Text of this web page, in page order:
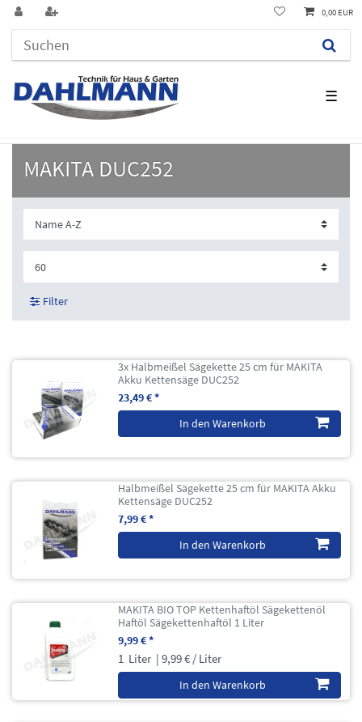
☰
0,00 EUR
MAKITA DUC252
Filter
3x Halbmeißel Sägekette 25 cm für MAKITA
Akku Kettensäge DUC252
23,49 € *
In den Warenkorb
Halbmeißel Sägekette 25 cm für MAKITA Akku
Kettensäge DUC252
7,99 € *
In den Warenkorb
MAKITA BIO TOP Kettenhaftöl Sägekettenöl
Haftöl Sägekettenhaftöl 1 Liter
9,99 € *
1 Liter | 9,99 € / Liter
In den Warenkorb